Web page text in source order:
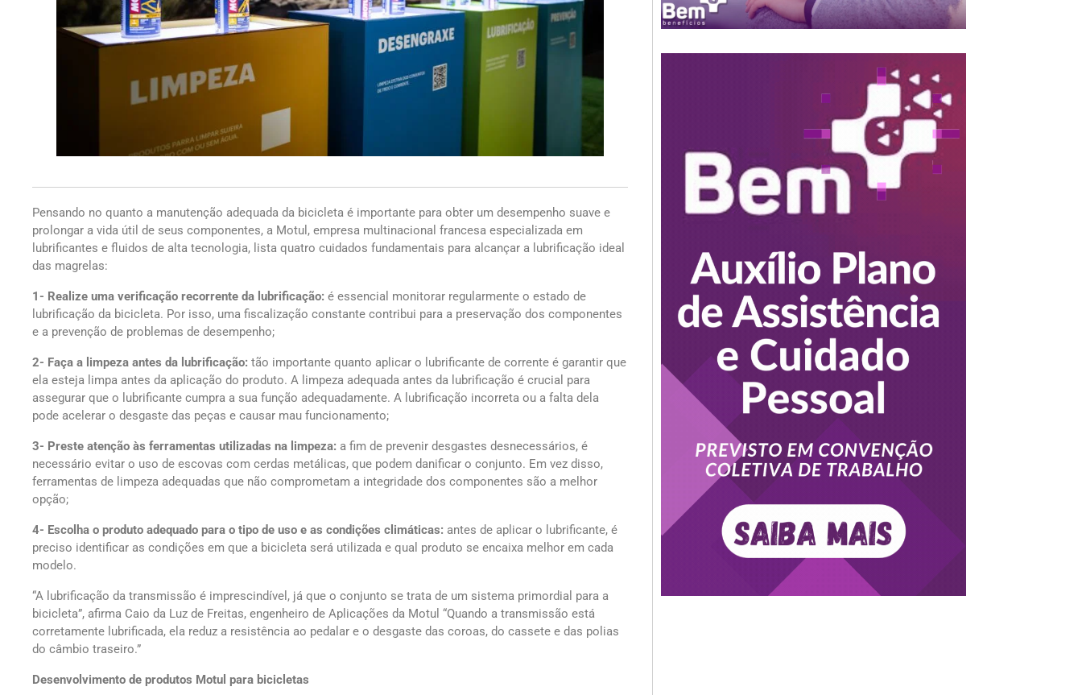
Pensando no quanto a manutenção adequada da bicicleta é importante para obter um desempenho suave e
prolongar a vida útil de seus componentes, a Motul, empresa multinacional francesa especializada em
lubrificantes e fluidos de alta tecnologia, lista quatro cuidados fundamentais para alcançar a lubrificação ideal
das magrelas:
1- Realize uma verificação recorrente da lubrificação: é essencial monitorar regularmente o estado de
lubrificação da bicicleta. Por isso, uma fiscalização constante contribui para a preservação dos componentes
e a prevenção de problemas de desempenho;
2- Faça a limpeza antes da lubrificação: tão importante quanto aplicar o lubrificante de corrente é garantir que
ela esteja limpa antes da aplicação do produto. A limpeza adequada antes da lubrificação é crucial para
assegurar que o lubrificante cumpra a sua função adequadamente. A lubrificação incorreta ou a falta dela
pode acelerar o desgaste das peças e causar mau funcionamento;
3- Preste atenção às ferramentas utilizadas na limpeza: a fim de prevenir desgastes desnecessários, é
necessário evitar o uso de escovas com cerdas metálicas, que podem danificar o conjunto. Em vez disso,
ferramentas de limpeza adequadas que não comprometam a integridade dos componentes são a melhor
opção;
4- Escolha o produto adequado para o tipo de uso e as condições climáticas: antes de aplicar o lubrificante, é
preciso identificar as condições em que a bicicleta será utilizada e qual produto se encaixa melhor em cada
modelo.
“A lubrificação da transmissão é imprescindível, já que o conjunto se trata de um sistema primordial para a
bicicleta”, afirma Caio da Luz de Freitas, engenheiro de Aplicações da Motul “Quando a transmissão está
corretamente lubrificada, ela reduz a resistência ao pedalar e o desgaste das coroas, do cassete e das polias
do câmbio traseiro.”
Desenvolvimento de produtos Motul para bicicletas